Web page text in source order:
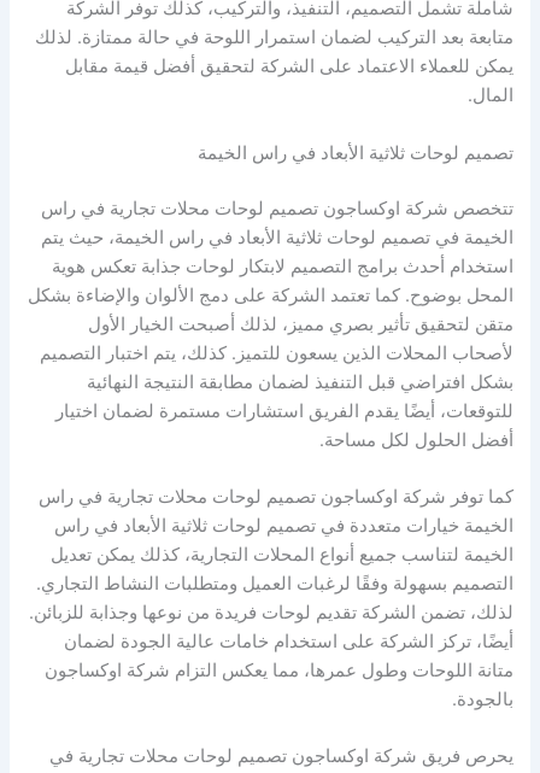
شاملة تشمل التصميم، التنفيذ، والتركيب، كذلك توفر الشركة
متابعة بعد التركيب لضمان استمرار اللوحة في حالة ممتازة. لذلك
يمكن للعملاء الاعتماد على الشركة لتحقيق أفضل قيمة مقابل
المال.
تصميم لوحات ثلاثية الأبعاد في راس الخيمة
تتخصص شركة اوكساجون تصميم لوحات محلات تجارية في راس
الخيمة في تصميم لوحات ثلاثية الأبعاد في راس الخيمة، حيث يتم
استخدام أحدث برامج التصميم لابتكار لوحات جذابة تعكس هوية
المحل بوضوح. كما تعتمد الشركة على دمج الألوان والإضاءة بشكل
متقن لتحقيق تأثير بصري مميز، لذلك أصبحت الخيار الأول
لأصحاب المحلات الذين يسعون للتميز. كذلك، يتم اختبار التصميم
بشكل افتراضي قبل التنفيذ لضمان مطابقة النتيجة النهائية
للتوقعات، أيضًا يقدم الفريق استشارات مستمرة لضمان اختيار
أفضل الحلول لكل مساحة.
كما توفر شركة اوكساجون تصميم لوحات محلات تجارية في راس
الخيمة خيارات متعددة في تصميم لوحات ثلاثية الأبعاد في راس
الخيمة لتناسب جميع أنواع المحلات التجارية، كذلك يمكن تعديل
التصميم بسهولة وفقًا لرغبات العميل ومتطلبات النشاط التجاري.
لذلك، تضمن الشركة تقديم لوحات فريدة من نوعها وجذابة للزبائن.
أيضًا، تركز الشركة على استخدام خامات عالية الجودة لضمان
متانة اللوحات وطول عمرها، مما يعكس التزام شركة اوكساجون
بالجودة.
يحرص فريق شركة اوكساجون تصميم لوحات محلات تجارية في